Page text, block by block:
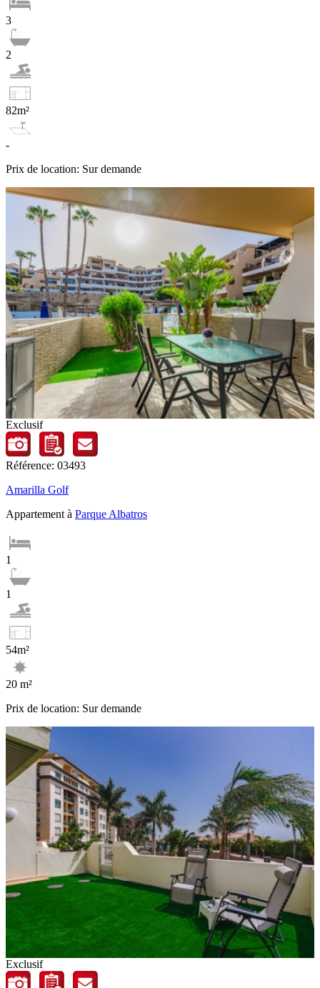
3
2
82m²
-
Prix de location: Sur demande
Exclusif
Référence: 03493
Amarilla Golf
Appartement à Parque Albatros
1
1
54m²
20 m²
Prix de location: Sur demande
Exclusif